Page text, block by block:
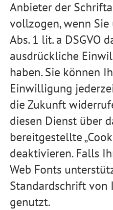
Anbieter der
vollzogen, wenn Sie
Abs. 1 lit. a DSGVO
ausdrückliche
haben. Sie können
Einwilligung
die Zukunft
diesen Dienst über
bereitgestellte
deaktivieren. Falls
Web Fonts
Standardschrift von
genutzt.